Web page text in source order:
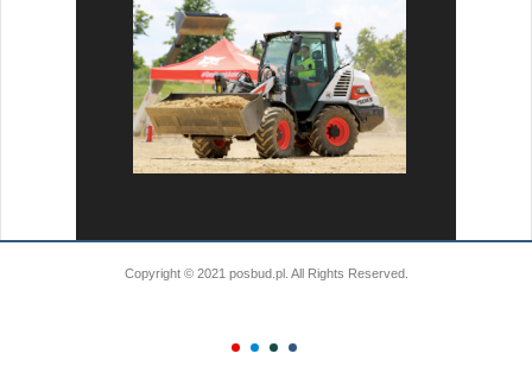
Copyright © 2021 posbud.pl. All Rights Reserved.